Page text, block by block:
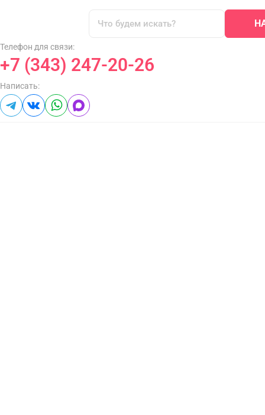
Телефон для связи:
+7 (343) 247-20-26
Написать: